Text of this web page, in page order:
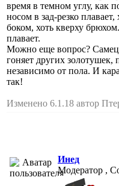
время в темном углу, как
носом в зад-резко
боком, хоть кверху
плавает.
Можно еще вопрос? Самец
гоняет других золотушек,
независимо от пола. И
так!
Изменено 6.1.18 автор
Инед
Модератор ,